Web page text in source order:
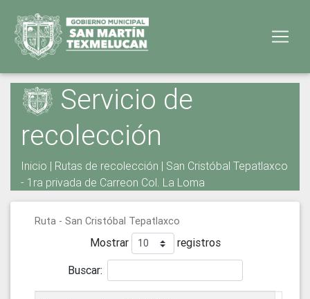
Servicio de
recolección
Inicio | Rutas de recolección | San Cristóbal Tepatlaxco
- 1ra privada de Carreon Col. La Loma
Ruta - San Cristóbal Tepatlaxco
Mostrar
registros
Buscar: